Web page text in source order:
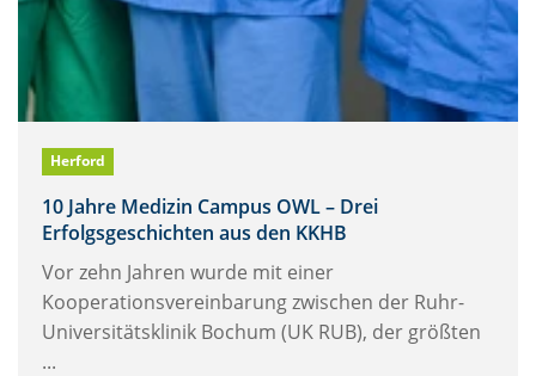
Herford
10 Jahre Medizin Campus OWL – Drei
Erfolgsgeschichten aus den KKHB
Vor zehn Jahren wurde mit einer
Kooperationsvereinbarung zwischen der Ruhr-
Universitätsklinik Bochum (UK RUB), der größten
...